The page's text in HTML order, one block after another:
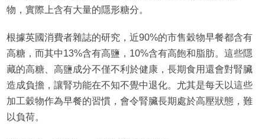
物，實際上含有大量的隱形糖分。
根據英國消費者雜誌的研究，近90%的市售穀物早餐都含有
高糖，而其中13%含有高鹽，10%含有高飽和脂肪。這些隱
藏的高糖、高鹽成分不僅不利於健康，長期食用還會對腎臟
造成負擔，讓腎功能在不知不覺中退化。尤其是每天以這些
加工穀物作為早餐的習慣，會令腎臟長期處於高壓狀態，難
以負荷。